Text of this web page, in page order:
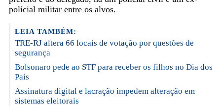
policial militar entre os alvos.
LEIA TAMBÉM:
TRE-RJ altera 66 locais de votação por questões de
segurança
Bolsonaro pede ao STF para receber os filhos no Dia dos
Pais
Assinatura digital e lacração impedem alteração em
sistemas eleitorais